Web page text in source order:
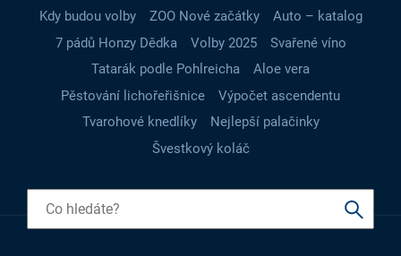
Kdy budou volby
ZOO Nové začátky
Auto – katalog
7 pádů Honzy Dědka
Volby 2025
Svařené víno
Tatarák podle Pohlreicha
Aloe vera
Pěstování lichořeřišnice
Výpočet ascendentu
Tvarohové knedlíky
Nejlepší palačinky
Švestkový koláč